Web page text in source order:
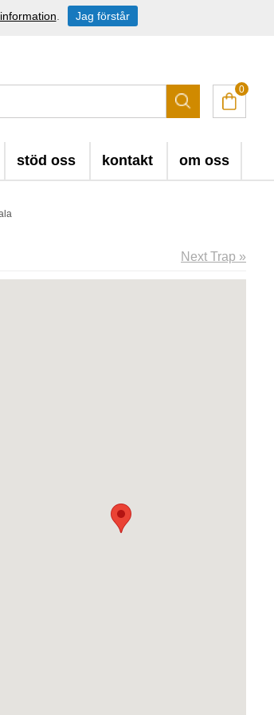
0
stöd oss kontakt om oss
Next Trap »
Jag förstår